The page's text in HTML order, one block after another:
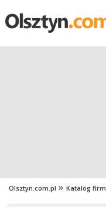
Olsztyn.com.pl Katalog firm